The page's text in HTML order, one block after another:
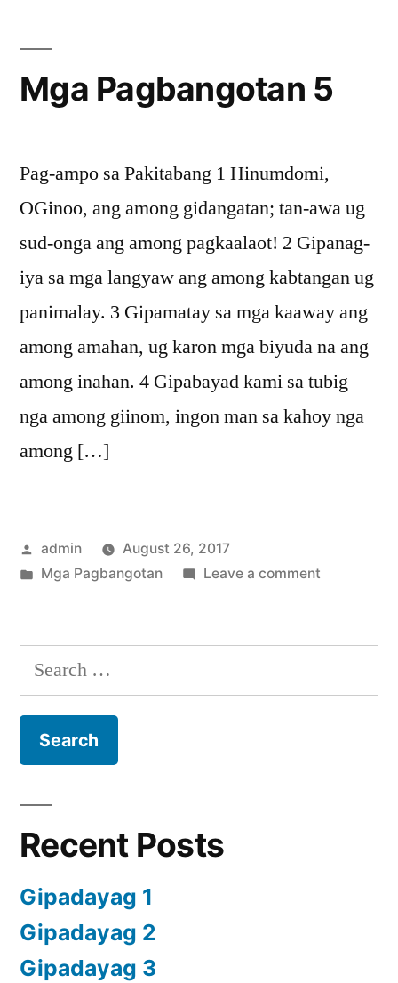
Mga Pagbangotan 5
Pag-ampo sa Pakitabang 1 Hinumdomi,
OGinoo, ang among gidangatan; tan-awa ug
sud-onga ang among pagkaalaot! 2 Gipanag-
iya sa mga langyaw ang among kabtangan ug
panimalay. 3 Gipamatay sa mga kaaway ang
among amahan, ug karon mga biyuda na ang
among inahan. 4 Gipabayad kami sa tubig
nga among giinom, ingon man sa kahoy nga
among […]
Posted
by
admin
August 26, 2017
Posted
Mga Pagbangotan Leave a commenton
5
Search
for:
Recent Posts
Gipadayag 1
Gipadayag 2
Gipadayag 3